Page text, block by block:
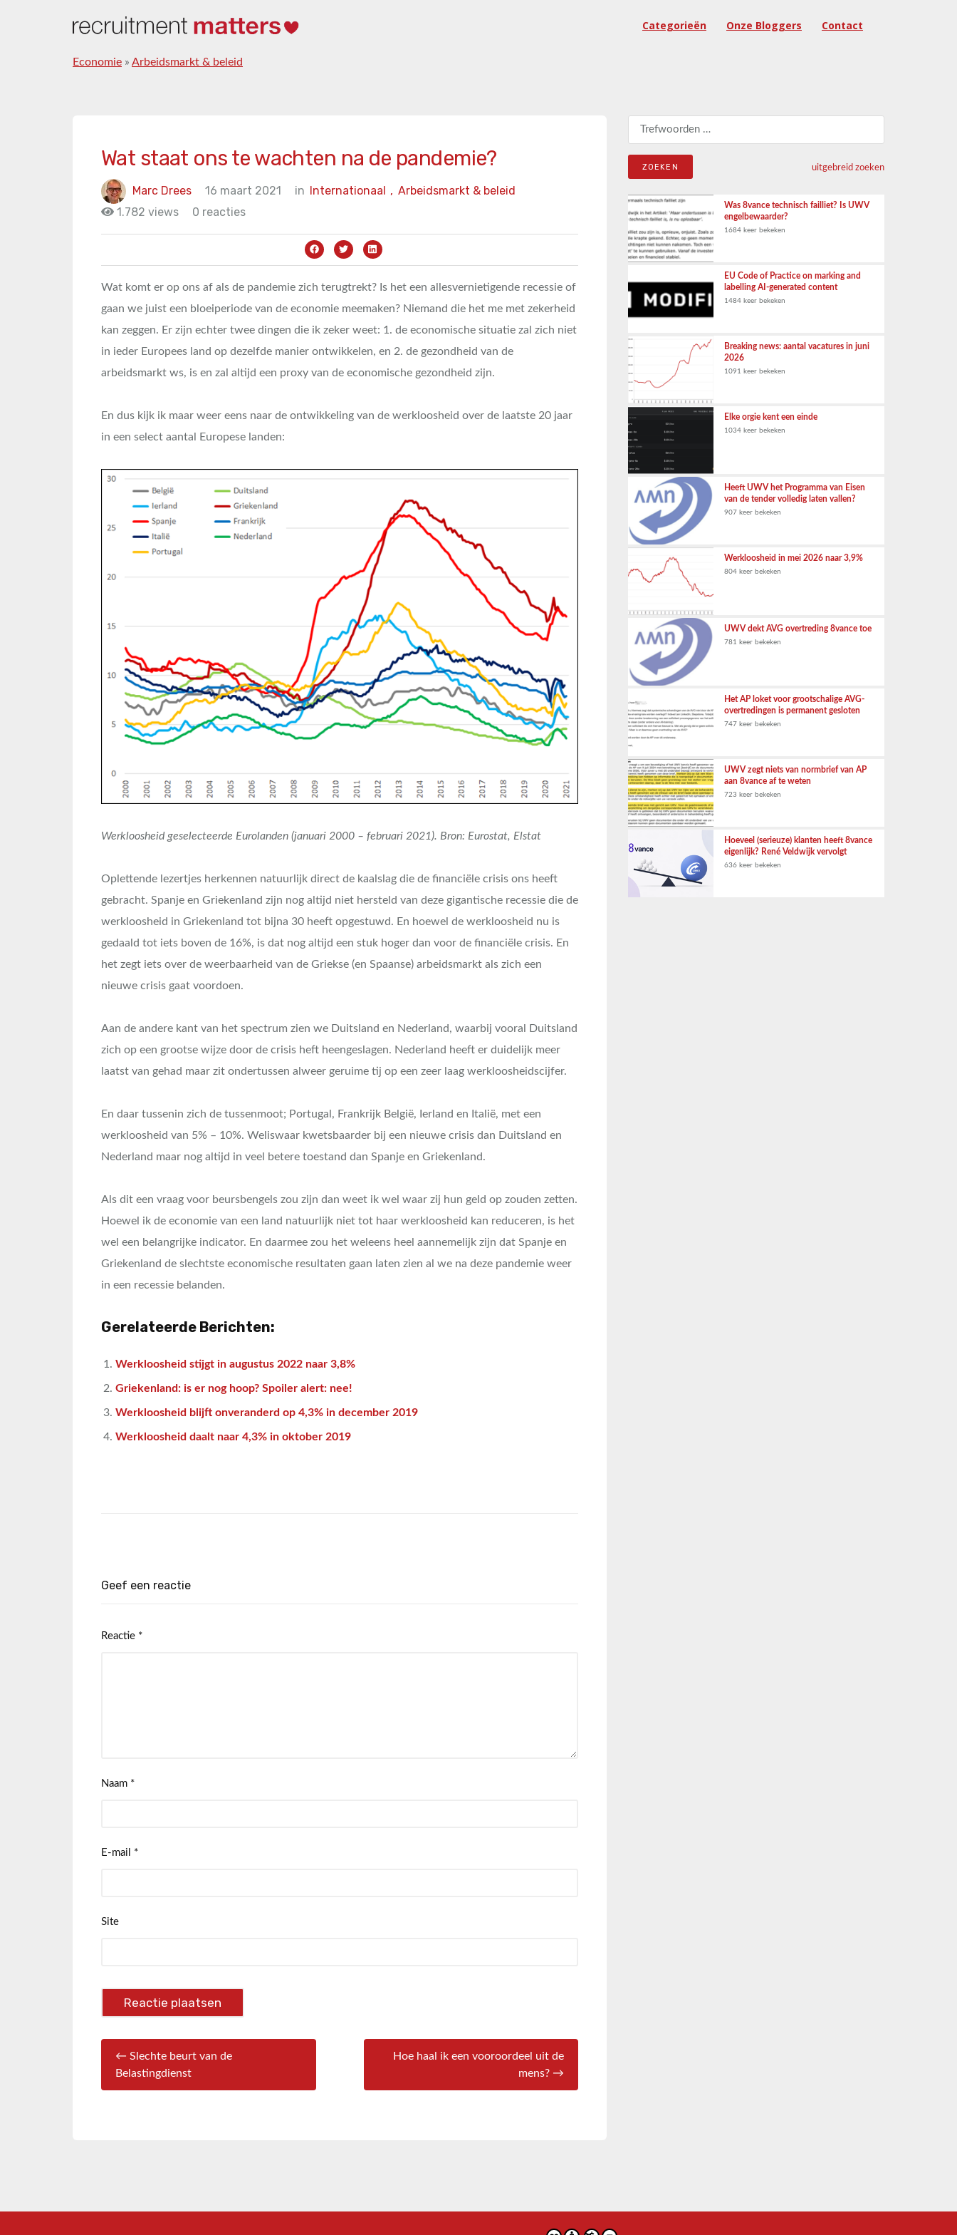
Categorieën Onze Bloggers Contact
Economie » Arbeidsmarkt & beleid
Wat staat ons te wachten na de pandemie?
Marc Drees 16 maart 2021 in Arbeidsmarkt & beleid
Internationaal ,
1.782 views
0 reacties
Wat komt er op ons af als de pandemie zich terugtrekt? Is het een allesvernietigende recessie of
gaan we juist een bloeiperiode van de economie meemaken? Niemand die het me met zekerheid
kan zeggen. Er zijn echter twee dingen die ik zeker weet: 1. de economische situatie zal zich niet
in ieder Europees land op dezelfde manier ontwikkelen, en 2. de gezondheid van de
arbeidsmarkt ws, is en zal altijd een proxy van de economische gezondheid zijn.
En dus kijk ik maar weer eens naar de ontwikkeling van de werkloosheid over de laatste 20 jaar
in een select aantal Europese landen:
Werkloosheid geselecteerde Eurolanden (januari 2000 – februari 2021). Bron: Eurostat, Elstat
Oplettende lezertjes herkennen natuurlijk direct de kaalslag die de financiële crisis ons heeft
gebracht. Spanje en Griekenland zijn nog altijd niet hersteld van deze gigantische recessie die de
werkloosheid in Griekenland tot bijna 30 heeft opgestuwd. En hoewel de werkloosheid nu is
gedaald tot iets boven de 16%, is dat nog altijd een stuk hoger dan voor de financiële crisis. En
het zegt iets over de weerbaarheid van de Griekse (en Spaanse) arbeidsmarkt als zich een
nieuwe crisis gaat voordoen.
Aan de andere kant van het spectrum zien we Duitsland en Nederland, waarbij vooral Duitsland
zich op een grootse wijze door de crisis heft heengeslagen. Nederland heeft er duidelijk meer
laatst van gehad maar zit ondertussen alweer geruime tij op een zeer laag werkloosheidscijfer.
En daar tussenin zich de tussenmoot; Portugal, Frankrijk België, Ierland en Italië, met een
werkloosheid van 5% – 10%. Weliswaar kwetsbaarder bij een nieuwe crisis dan Duitsland en
Nederland maar nog altijd in veel betere toestand dan Spanje en Griekenland.
Als dit een vraag voor beursbengels zou zijn dan weet ik wel waar zij hun geld op zouden zetten.
Hoewel ik de economie van een land natuurlijk niet tot haar werkloosheid kan reduceren, is het
wel een belangrijke indicator. En daarmee zou het weleens heel aannemelijk zijn dat Spanje en
Griekenland de slechtste economische resultaten gaan laten zien al we na deze pandemie weer
in een recessie belanden.
Gerelateerde Berichten:
Werkloosheid stijgt in augustus 2022 naar 3,8%
Griekenland: is er nog hoop? Spoiler alert: nee!
Werkloosheid blijft onveranderd op 4,3% in december 2019
Werkloosheid daalt naar 4,3% in oktober 2019
Geef een reactie
Reactie *
Naam *
E-mail *
Site
← Slechte beurt van de
Belastingdienst
Hoe haal ik een vooroordeel uit de
mens? →
Zoeken naar:
uitgebreid zoeken
Was 8vance technisch failliet? Is UWV
engelbewaarder?
1684 keer bekeken
EU Code of Practice on marking and
labelling AI-generated content
1484 keer bekeken
Breaking news: aantal vacatures in juni
2026
1091 keer bekeken
Elke orgie kent een einde
1034 keer bekeken
Heeft UWV het Programma van Eisen
van de tender volledig laten vallen?
907 keer bekeken
Werkloosheid in mei 2026 naar 3,9%
804 keer bekeken
UWV dekt AVG overtreding 8vance toe
781 keer bekeken
Het AP loket voor grootschalige AVG-
overtredingen is permanent gesloten
747 keer bekeken
UWV zegt niets van normbrief van AP
aan 8vance af te weten
723 keer bekeken
Hoeveel (serieuze) klanten heeft 8vance
eigenlijk? René Veldwijk vervolgt
636 keer bekeken